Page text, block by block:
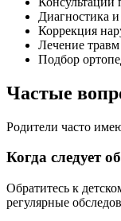
Диагностика
Коррекция
Лечение
Подбор
Частые
Родители часто
Когда следует
Обратитесь к
регулярные